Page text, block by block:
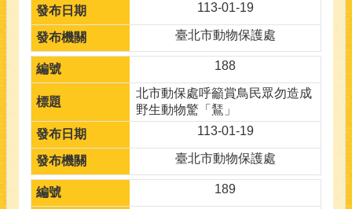
113-01-19
臺北市動物保護處
188
北市動保處呼籲賞鳥民眾勿造成
野生動物驚「鵟」
113-01-19
臺北市動物保護處
189